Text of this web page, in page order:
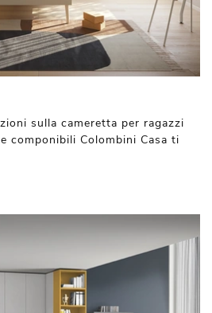
sulla cameretta per ragazzi
componibili Colombini Casa ti